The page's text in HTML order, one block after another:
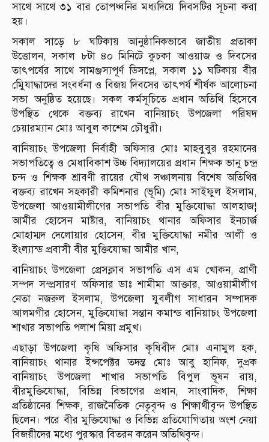
সাথে সাথে ৩১ বার তোপধ্বনির মধ্যদিয়ে দিবসটির সূচনা করা
হয়।
সকাল সাড়ে ৮ ঘটিকায় আনুষ্ঠানিকভাবে জাতীয় প্রতাকা
উত্তোলন, সকাল ৮টা ৪০ মিনিটে কুচকা আওয়াজ ও দিবসের
তাৎপর্যের সাথে সামঞ্জস্যপূর্ণ ডিসপ্লে, সকাল ১১ ঘটিকায় বীর
মুেিযাদ্ধাদের সংবর্ধনা ও বিজয় দিবসের তাৎপর্য শীর্ষক আলোচনা
সভা অনুষ্ঠিত হয়েছে। সকল কর্মসূচিতে প্রধান অতিথি হিসেবে
উপস্থিত থেকে বক্তব্য রাখেন বানিয়াচং উপজেলা পরিষদ
চেয়ারম্যান মোঃ আবুল কাশেম চৌধুরী।
বানিয়াচং উপজেলা নির্বাহী অফিসার মোঃ মাহবুবুর রহমানের
সভাপতিত্বে ও মেধাবিকাশ উচ্চ বিদ্যালয়ের প্রধান শিক্ষক ভানু চন্দ্র
চন্দ ও শিক্ষক শ্রাবণী রায়ের যৌথ সঞ্চালনায় বিশেষ অতিথির
বক্তব্য রাখেন সহকারী কমিশনার (ভূমি) মোঃ সাইফুল ইসলাম,
উপজেলা আওয়ামীলীগের সভাপতি বীর মুক্তিযোদ্ধা আলহাজ¦
আমীর হোসেন মাষ্টার, বানিয়াচং থানার অফিসার ইনচার্জ
মোহাম্মদ দেলোয়ার হোসেন, বীর মুক্তিযোদ্ধা নমীর আলী ও
ইংল্যান্ড প্রবাসী বীর মুক্তিযোদ্ধা আমীর খান,
বানিয়াচং উপজেলা প্রেসক্লাব সভাপতি এস এম খোকন, প্রাণী
সম্পদ সম্প্রসারণ অফিসার ডাঃ শামীমা আক্তার, আওয়ামীলীগ
নেতা নজরুল ইসলাম, উপজেলা যুবলীগ সাধারন সম্পাদক
আলমগীর হোসেন, মুক্তিযোদ্ধা সন্তান কমান্ড বানিয়াচং উপজেলা
শাখার সভাপতি পলাশ মিয়া প্রমুখ।
এছাড়া উপজেলা কৃষি অফিসার কৃষিবীদ মোঃ এনামুল হক,
বানিয়াচং থানার ইন্সপেক্টর তদন্ত মোঃ আবু হানিফ, দুপ্রক
বানিয়াচং উপজেলা শাখার সভাপতি বিপুল ভূষন রায়,
বীরমুক্তিযোদ্ধা, বিভিন্ন বিভাগের প্রধান, সাংবাদিক, শিক্ষা
প্রতিষ্ঠানের শিক্ষক, রাজনৈতিক নেতৃবৃন্দ ও শিক্ষার্থীবৃন্দ উপস্থিত
ছিলেন। পরে বীর মুক্তিযোদ্ধা ও বিভিন্ন প্রতিযোগিতায় অংশ নেয়া
বিজয়ীদের মধ্যে পুরস্কার বিতরন করেন অতিথিবৃন্দ।